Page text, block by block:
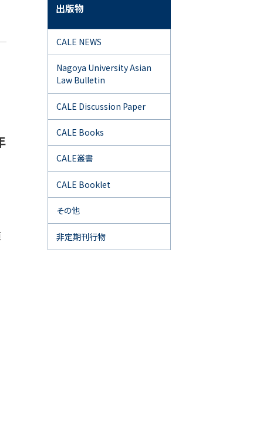
出版物
CALE NEWS
Nagoya University Asian
Law Bulletin
CALE Discussion Paper
CALE Books
CALE叢書
CALE Booklet
その他
非定期刊行物